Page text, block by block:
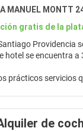
MANUEL MONTT 240,
gratis de la
Providencia
hotel se encuentra a
prácticos servicios
Además, podrás
además de un
de